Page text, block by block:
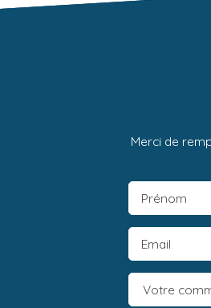
Merci de
Prénom
Email
Votre